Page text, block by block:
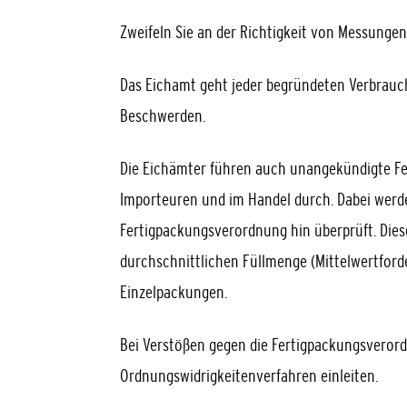
Zweifeln Sie an der Richtigkeit von
Das Eichamt geht jeder begründeten
Beschwerden.
Die Eichämter führen auch unangekündigte
Importeuren und im Handel durch. Dabei
Fertigpackungsverordnung hin überprüft.
durchschnittlichen Füllmenge
Einzelpackungen.
Bei Verstößen gegen die
Ordnungswidrigkeitenverfahren einleiten.